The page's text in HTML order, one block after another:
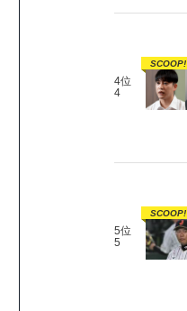
4位
4
SCOOP!
5位
5
SCOOP!